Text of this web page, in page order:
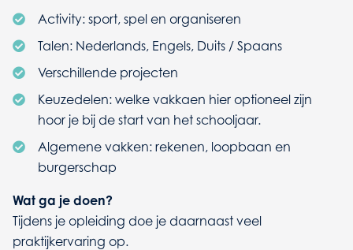
Activity: sport, spel en organiseren
Talen: Nederlands, Engels, Duits / Spaans
Verschillende projecten
Keuzedelen: welke vakkaen hier optioneel zijn
hoor je bij de start van het schooljaar.
Algemene vakken: rekenen, loopbaan en
burgerschap
Wat ga je doen?
Tijdens je opleiding doe je daarnaast veel
praktijkervaring op.